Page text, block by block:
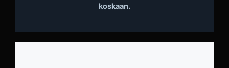
koskaan.